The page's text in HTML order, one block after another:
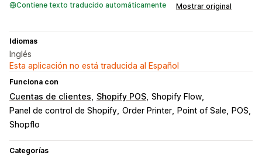
Contiene texto traducido automáticamente Mostrar original
Idiomas
Inglés
Esta aplicación no está traducida al Español
Funciona con
Cuentas de clientes Shopify POS Shopify Flow
Panel de control de Shopify Order Printer Point of Sale
POS
Shopflo
Categorías